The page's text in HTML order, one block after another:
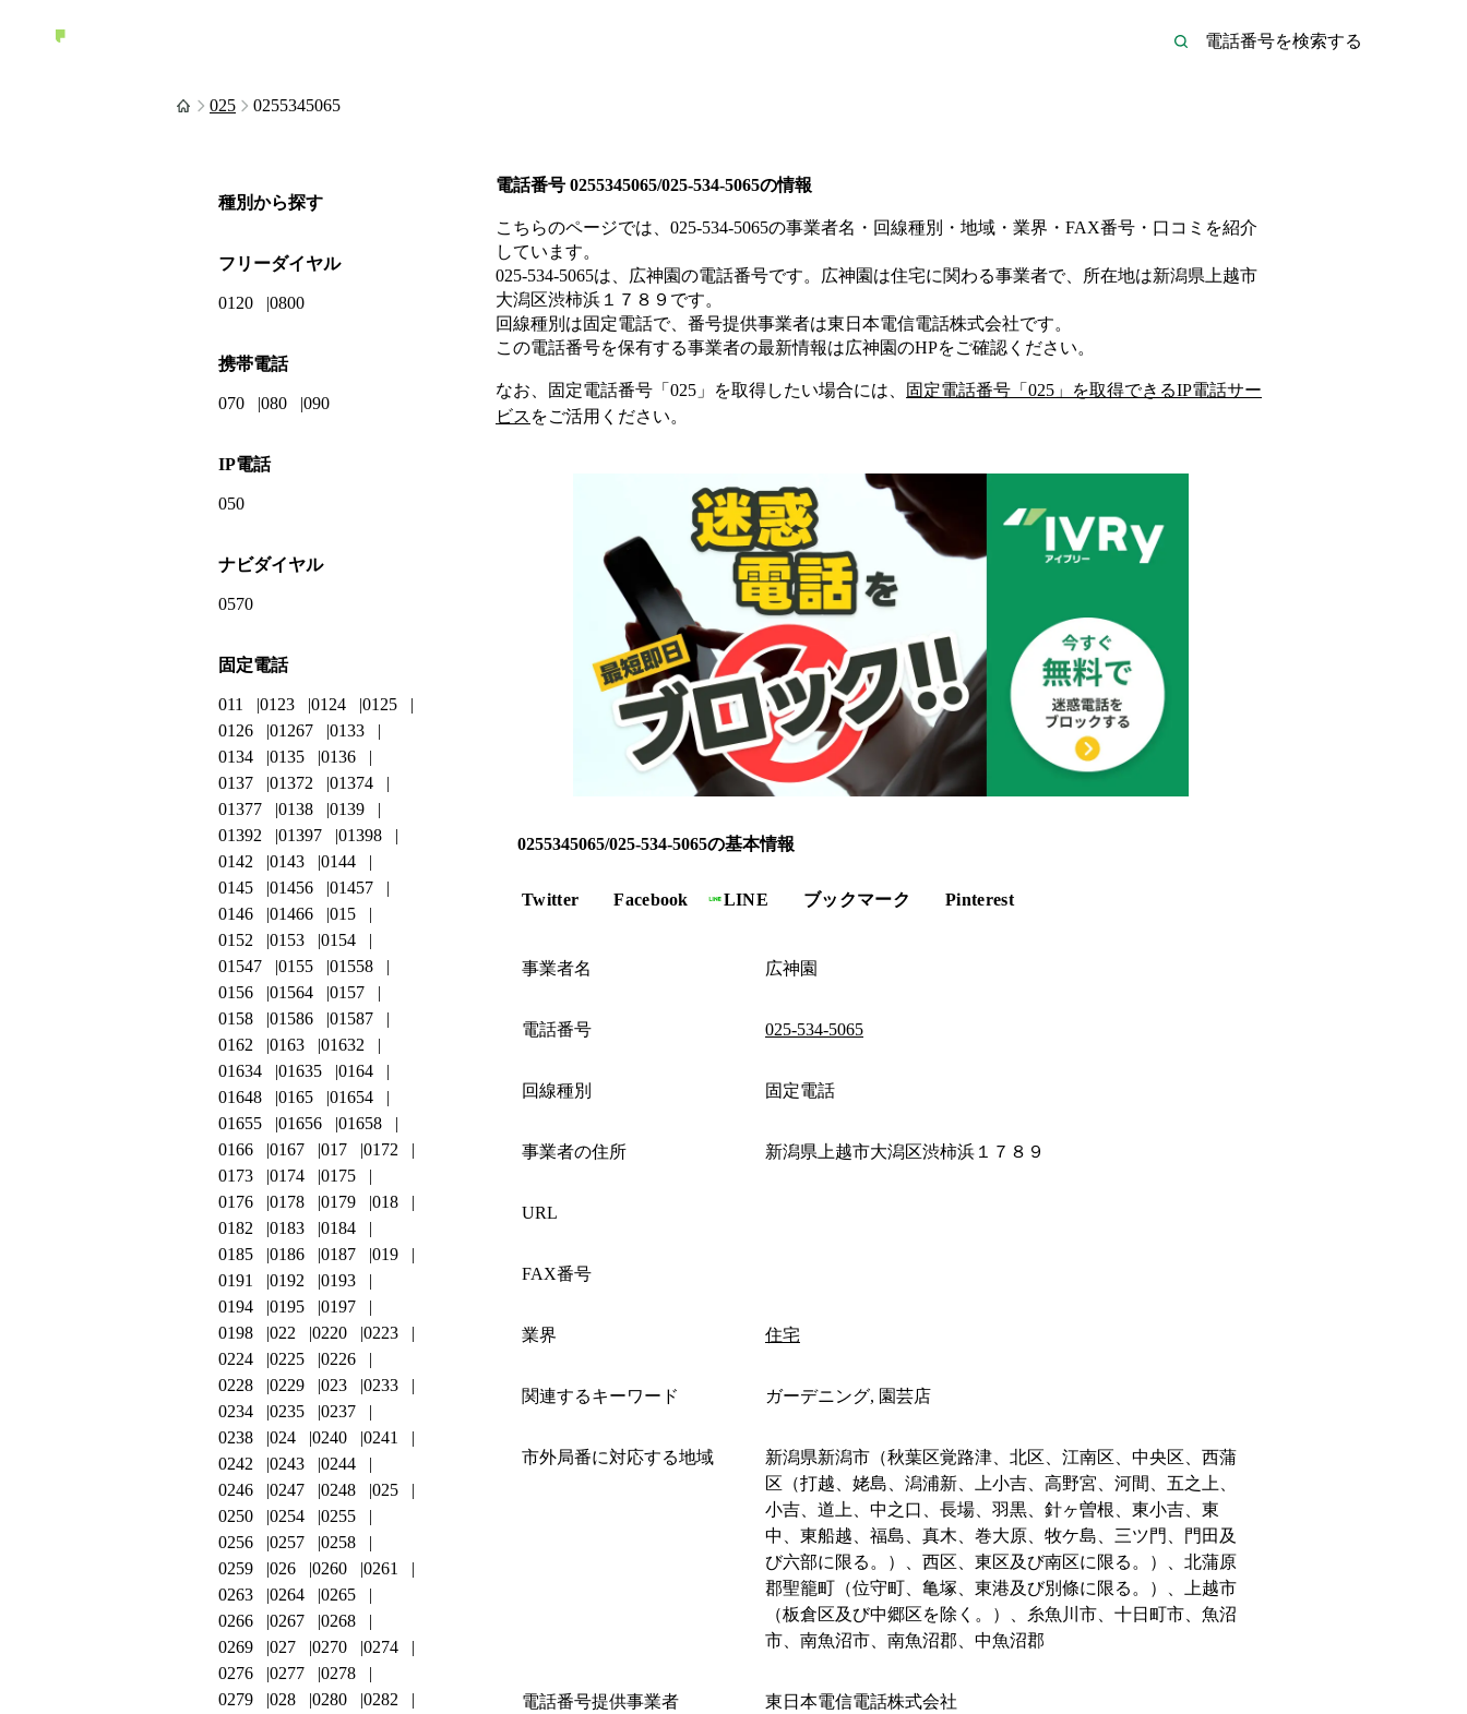
025 0255345065
電話番号 0255345065/025-534-5065の情報
こちらのページでは、 025-534-5065の事業者名・回線種別・地域・業界・FAX番号・口コミを紹介
しています。
025-534-5065は、 広神園の電話番号です。 広神園は住宅に関わる事業者で、所在地は新潟県上越市
大潟区渋柿浜１７８９ です。
回線種別は固定電話で、番号提供事業者は東日本電信電話株式会社です。
この電話番号を保有する事業者の最新情報は広神園のHPをご確認ください。
なお、固定電話番号「 025 」を取得したい場合には、 固定電話番号「 025 」を取得できるIP電話サー
ビス をご活用ください。
0255345065/025-534-5065の基本情報
Twitter Facebook LINE ブックマーク Pinterest
事業者名 広神園
電話番号 025-534-5065
回線種別 固定電話
事業者の住所 新潟県上越市大潟区渋柿浜１７８９
URL
FAX番号
業界 住宅
関連するキーワード ガーデニング, 園芸店
市外局番に対応する地域
新潟県新潟市（秋葉区覚路津、北区、江南区、中央区、西蒲
区（打越、姥島、潟浦新、上小吉、高野宮、河間、五之上、
小吉、道上、中之口、長場、羽黒、針ヶ曽根、東小吉、東
中、東船越、福島、真木、巻大原、牧ケ島、三ツ門、門田及
び六部に限る。）、西区、東区及び南区に限る。）、北蒲原
郡聖籠町（位守町、亀塚、東港及び別條に限る。）、上越市
（板倉区及び中郷区を除く。）、糸魚川市、十日町市、魚沼
市、南魚沼市、南魚沼郡、中魚沼郡
電話番号提供事業者 東日本電信電話株式会社
種別から探す
フリーダイヤル
0120 0800
携帯電話
070 080 090
IP電話
050
ナビダイヤル
0570
固定電話
011 0123 0124
0125
0126
01267
0133
0134
0135
0136
0137
01372
01374
01377
0138
0139
01392
01397
01398
0142
0143
0144
0145
01456
01457
0146
01466
015
0152
0153
0154
01547
0155
01558
0156
01564
0157
0158
01586
01587
0162
0163
01632
01634
01635
0164
01648
0165
01654
01655
01656
01658
0166
0167 017
0172
0173
0174
0175
0176
0178 0179
018
0182
0183
0184
0185
0186 0187
019
0191
0192
0193
0194
0195
0197
0198
022 0220
0223
0224
0225
0226
0228
0229 023
0233
0234
0235
0237
0238
024 0240
0241
0242
0243
0244
0246
0247 0248
025
0250
0254
0255
0256
0257
0258
0259
026 0260
0261
0263
0264
0265
0266
0267
0268
0269
027 0270
0274
0276
0277
0278
0279
028 0280
0282